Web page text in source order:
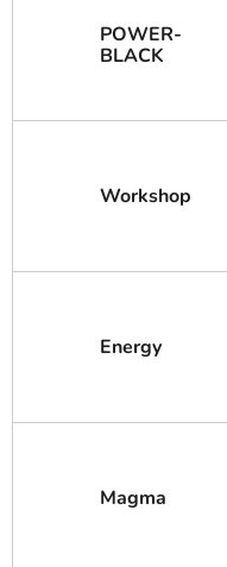
POWER-
BLACK
Workshop
Energy
Magma